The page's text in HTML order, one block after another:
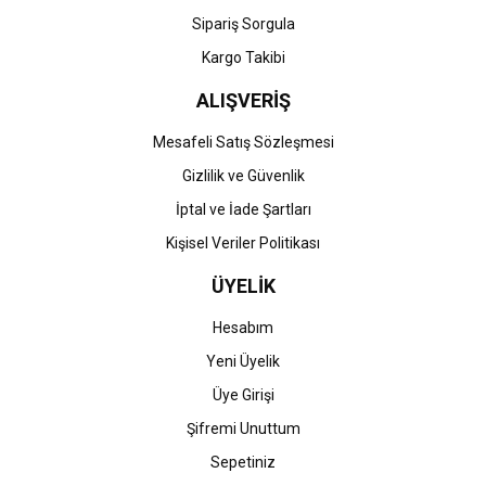
Gönder
Sipariş Sorgula
Kargo Takibi
ALIŞVERİŞ
Mesafeli Satış Sözleşmesi
Gizlilik ve Güvenlik
İptal ve İade Şartları
Kişisel Veriler Politikası
ÜYELİK
Hesabım
Yeni Üyelik
Üye Girişi
Şifremi Unuttum
Sepetiniz